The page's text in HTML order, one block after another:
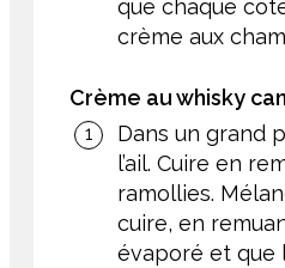
que chaque
crème aux
Crème au whisky
Dans un grand
l’ail. Cuire en
ramollies.
cuire, en
évaporé et que